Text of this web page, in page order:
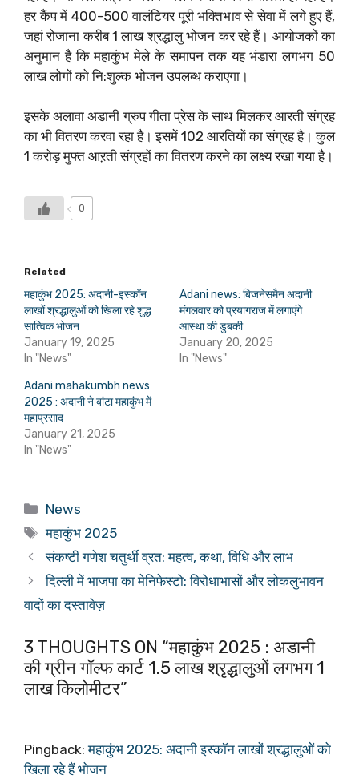
हर कैंप में 400-500 वालंटियर पूरी भक्तिभाव से सेवा में लगे हुए हैं,
जहां रोजाना करीब 1 लाख श्रद्धालु भोजन कर रहे हैं। आयोजकों का
अनुमान है कि महाकुंभ मेले के समापन तक यह भंडारा लगभग 50
लाख लोगों को नि:शुल्क भोजन उपलब्ध कराएगा।
इसके अलावा अडानी ग्रुप गीता प्रेस के साथ मिलकर आरती संग्रह
का भी वितरण करवा रहा है। इसमें 102 आरतियों का संग्रह है। कुल
1 करोड़ मुफ्त आऱती संग्रहों का वितरण करने का लक्ष्य रखा गया है।
0
Related
महाकुंभ 2025: अदानी-इस्कॉन
लाखों श्रद्धालुओं को खिला रहे शुद्ध
सात्विक भोजन
January 19, 2025
In "News"
Adani news: बिजनेसमैन अदानी
मंगलवार को प्रयागराज में लगाएंगे
आस्था की डुबकी
January 20, 2025
In "News"
Adani mahakumbh news
2025 : अदानी ने बांटा महाकुंभ में
महाप्रसाद
January 21, 2025
In "News"
Categories
News
Tags
महाकुंभ 2025
संकष्टी गणेश चतुर्थी व्रत: महत्व, कथा, विधि और लाभ
दिल्ली में भाजपा का मेनिफेस्टो: विरोधाभासों और लोकलुभावन
वादों का दस्तावेज़
3 THOUGHTS ON “महाकुंभ 2025 : अडानी
की ग्रीन गॉल्फ कार्ट 1.5 लाख श्रृद्धालुओं लगभग 1
लाख किलोमीटर”
Pingback:महाकुंभ 2025: अदानी इस्कॉन लाखों श्रद्धालुओं को
खिला रहे हैं भोजन